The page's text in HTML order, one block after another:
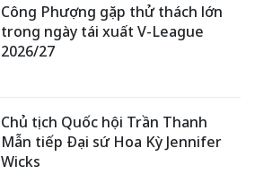
Công Phượng gặp thử thách lớn
trong ngày tái xuất V-League
2026/27
Chủ tịch Quốc hội Trần Thanh
Mẫn tiếp Đại sứ Hoa Kỳ Jennifer
Wicks